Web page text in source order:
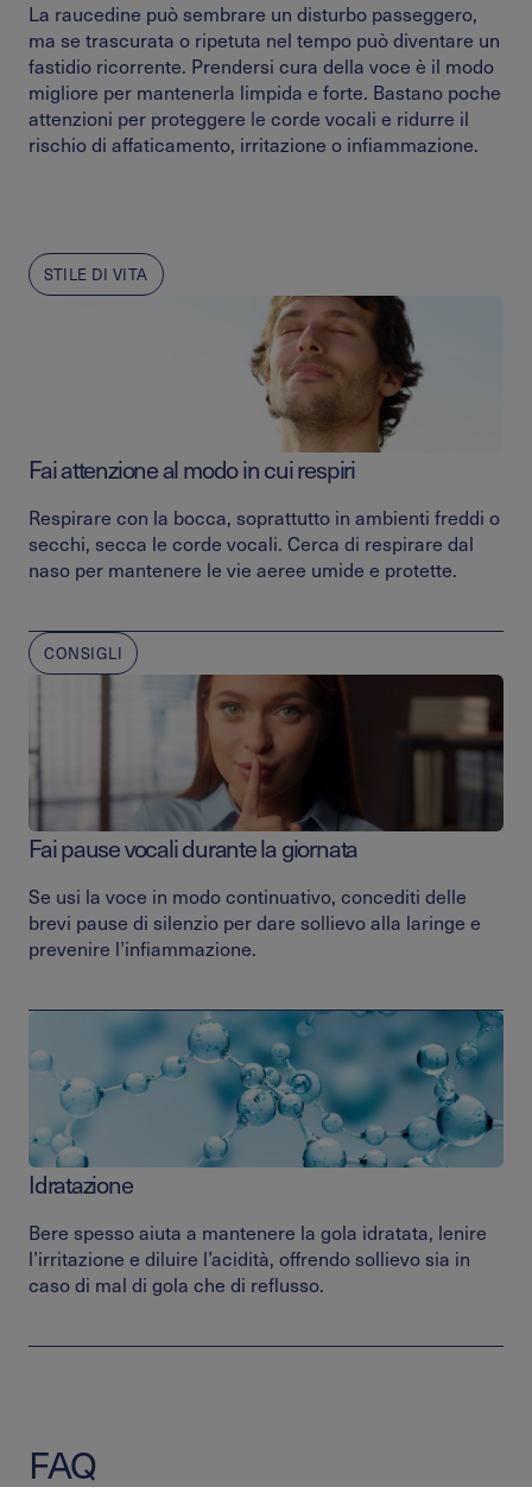
La raucedine può sembrare un disturbo passeggero,
ma se trascurata o ripetuta nel tempo può diventare un
fastidio ricorrente. Prendersi cura della voce è il modo
migliore per mantenerla limpida e forte. Bastano poche
attenzioni per proteggere le corde vocali e ridurre il
rischio di affaticamento, irritazione o infiammazione.
STILE DI VITA
Fai attenzione al modo in cui respiri
Respirare con la bocca, soprattutto in ambienti freddi o
secchi, secca le corde vocali. Cerca di respirare dal
naso per mantenere le vie aeree umide e protette.
CONSIGLI
Fai pause vocali durante la giornata
Se usi la voce in modo continuativo, concediti delle
brevi pause di silenzio per dare sollievo alla laringe e
prevenire l’infiammazione.
Idratazione
Bere spesso aiuta a mantenere la gola idratata, lenire
l’irritazione e diluire l’acidità, offrendo sollievo sia in
caso di mal di gola che di reflusso.
FAQ